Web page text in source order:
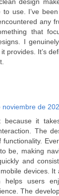
to use. I’ve
any
that
I
provides. It’s
noviembre de
because it
The
be, making
and
devices. It
helps users
The